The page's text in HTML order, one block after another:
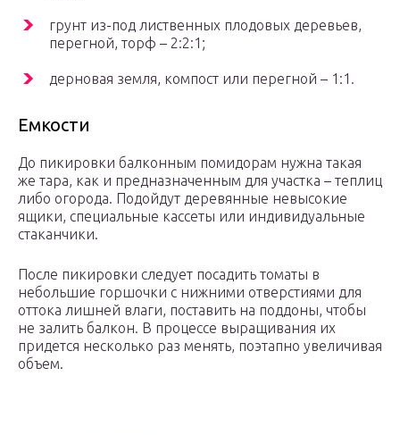
грунт из-под лиственных плодовых деревьев,
перегной, торф – 2:2:1;
дерновая земля, компост или перегной – 1:1.
Емкости
До пикировки балконным помидорам нужна такая
же тара, как и предназначенным для участка – теплиц
либо огорода. Подойдут деревянные невысокие
ящики, специальные кассеты или индивидуальные
стаканчики.
После пикировки следует посадить томаты в
небольшие горшочки с нижними отверстиями для
оттока лишней влаги, поставить на поддоны, чтобы
не залить балкон. В процессе выращивания их
придется несколько раз менять, поэтапно увеличивая
объем.